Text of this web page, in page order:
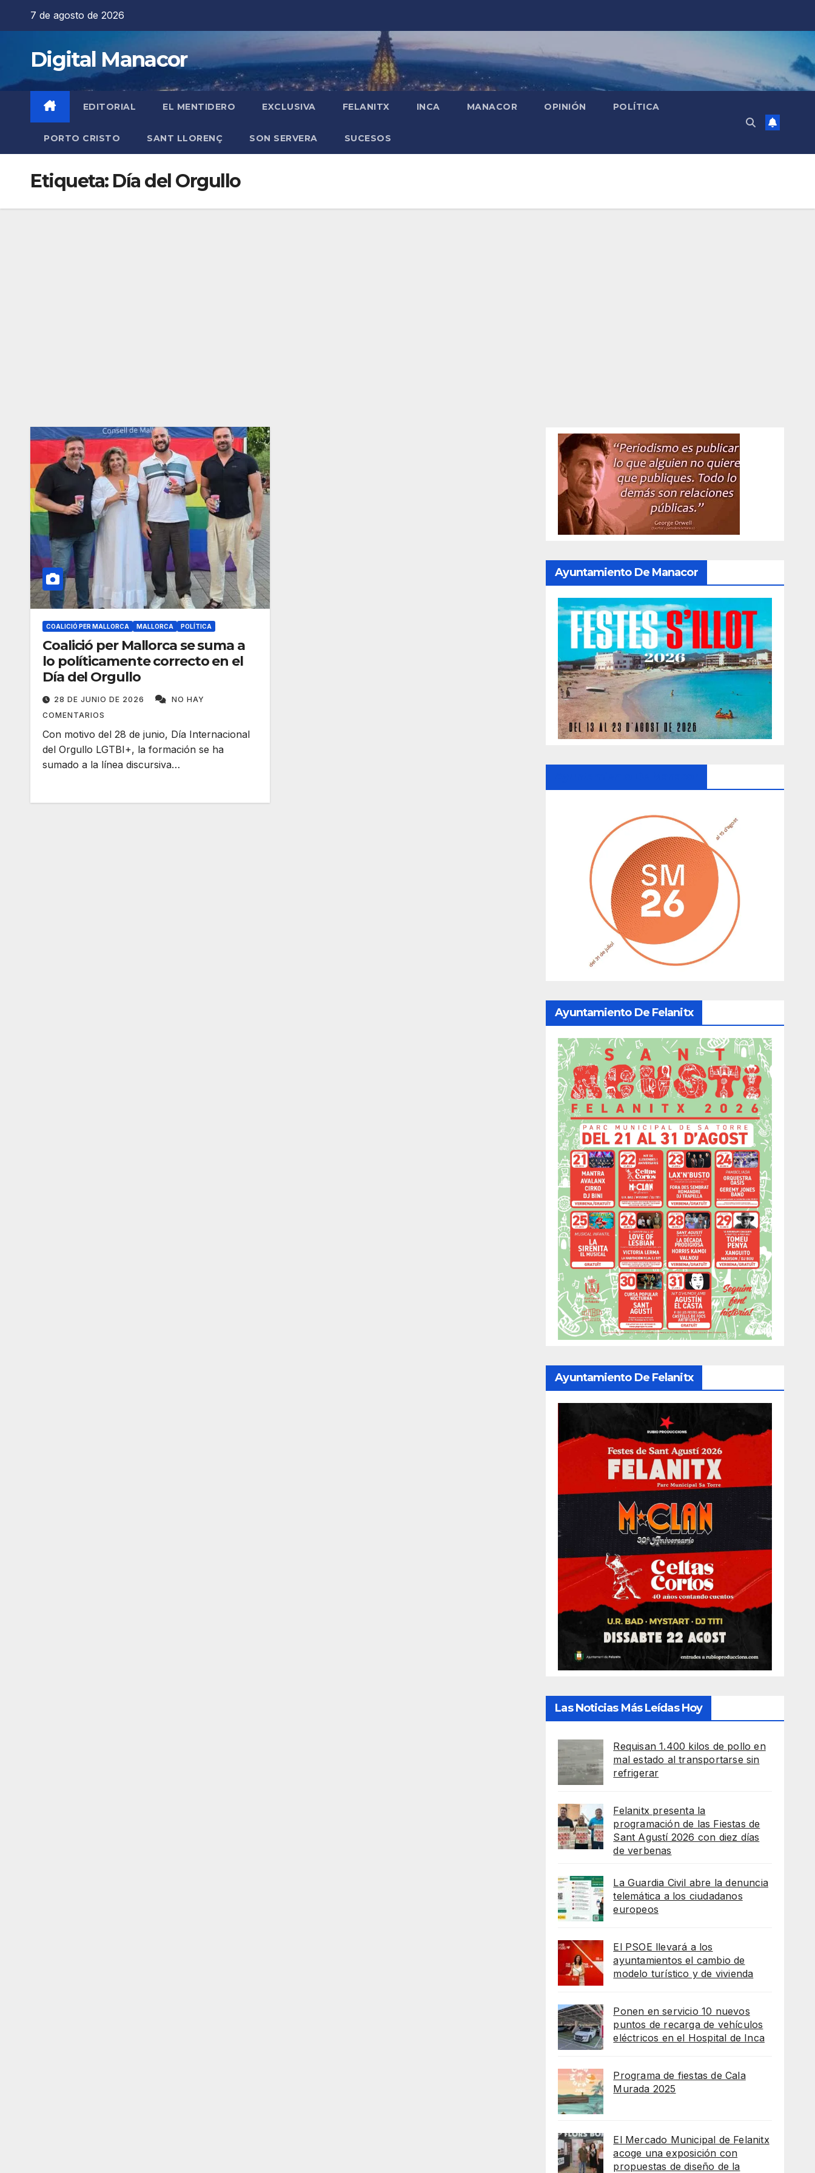
7 de agosto de 2026
Digital Manacor
EDITORIAL EL MENTIDERO EXCLUSIVA FELANITX INCA MANACOR OPINIÓN POLÍTICA
PORTO CRISTO SANT LLORENÇ SON SERVERA SUCESOS
Etiqueta: Día del Orgullo
COALICIÓ PER MALLORCA MALLORCA POLÍTICA
Coalició per Mallorca se suma a
lo políticamente correcto en el
Día del Orgullo
28 DE JUNIO DE 2026
NO HAY
COMENTARIOS
Con motivo del 28 de junio, Día Internacional
del Orgullo LGTBI+, la formación se ha
sumado a la línea discursiva…
Ayuntamiento De Manacor
Ayuntamiento De Felanitx
Ayuntamiento De Felanitx
Las Noticias Más Leídas Hoy
Requisan 1.400 kilos de pollo en
mal estado al transportarse sin
refrigerar
Felanitx presenta la
programación de las Fiestas de
Sant Agustí 2026 con diez días
de verbenas
La Guardia Civil abre la denuncia
telemática a los ciudadanos
europeos
El PSOE llevará a los
ayuntamientos el cambio de
modelo turístico y de vivienda
Ponen en servicio 10 nuevos
puntos de recarga de vehículos
eléctricos en el Hospital de Inca
Programa de fiestas de Cala
Murada 2025
El Mercado Municipal de Felanitx
acoge una exposición con
propuestas de diseño de la